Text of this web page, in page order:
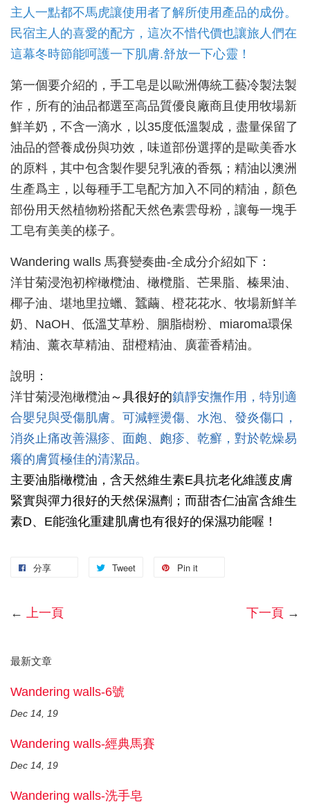
主人一點都不馬虎讓使用者了解所使用產品的成份。
民宿主人的喜愛的配方，這次不惜代價也讓旅人們在
這幕冬時節能呵護一下肌膚.舒放一下心靈！
第一個要介紹的，手工皂是以歐洲傳統工藝冷製法製
作，所有的油品都選至高品質優良廠商且使用牧場新
鮮羊奶，不含一滴水，以35度低溫製成，盡量保留了
油品的營養成份與功效，味道部份選擇的是歐美香水
的原料，其中包含製作嬰兒乳液的香氛；精油以澳洲
生產爲主，以每種手工皂配方加入不同的精油，顏色
部份用天然植物粉搭配天然色素雲母粉，讓每一塊手
工皂有美美的樣子。
Wandering walls 馬賽變奏曲-全成分介紹如下：
洋甘菊浸泡初榨橄欖油、橄欖脂、芒果脂、榛果油、
椰子油、堪地里拉蠟、蠶繭、橙花花水、牧場新鮮羊
奶、NaOH、低溫艾草粉、胭脂樹粉、miaroma環保
精油、薰衣草精油、甜橙精油、廣藿香精油。
說明：
洋甘菊浸泡橄欖油 ～具很好的鎮靜安撫作用，特別適
合嬰兒與受傷肌膚。可減輕燙傷、水泡、發炎傷口，
消炎止痛改善濕疹、面皰、皰疹、乾癬，對於乾燥易
癢的膚質極佳的清潔品。
主要油脂橄欖油，含天然維生素E具抗老化維護皮膚
緊實與彈力很好的天然保濕劑；而甜杏仁油富含維生
素D、E能強化重建肌膚也有很好的保濕功能喔！
分享 Tweet Pin it
← 上一頁 下一頁 →
最新文章
Wandering walls-6號
Dec 14, 19
Wandering walls-經典馬賽
Dec 14, 19
Wandering walls-洗手皂